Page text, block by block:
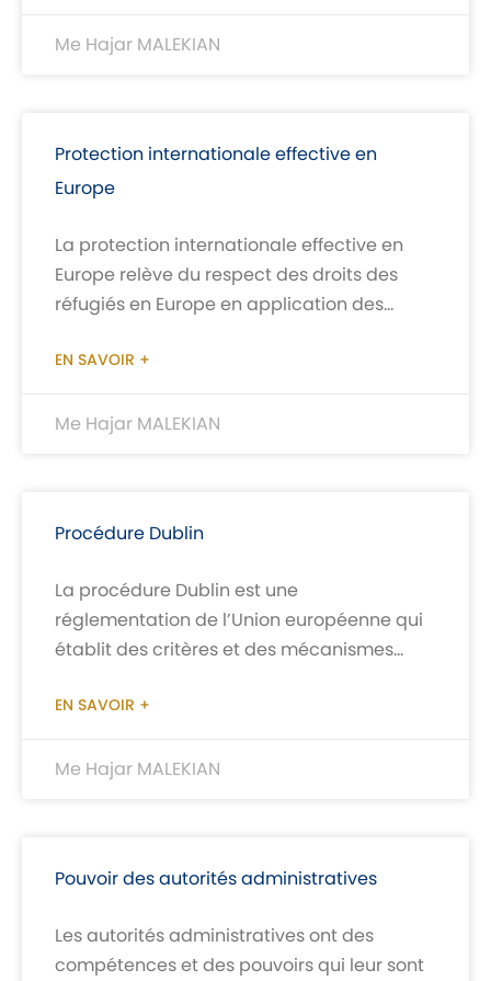
Me Hajar MALEKIAN
Protection internationale effective en
Europe
La protection internationale effective en
Europe relève du respect des droits des
réfugiés en Europe en application des
EN SAVOIR +
Me Hajar MALEKIAN
Procédure Dublin
La procédure Dublin est une
réglementation de l’Union européenne qui
établit des critères et des mécanismes
responsable de l’examen d’une demande
EN SAVOIR +
Me Hajar MALEKIAN
Pouvoir des autorités administratives
Les autorités administratives ont des
compétences et des pouvoirs qui leur sont